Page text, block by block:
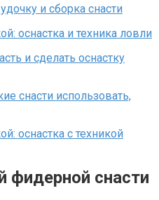
фидерной снасти